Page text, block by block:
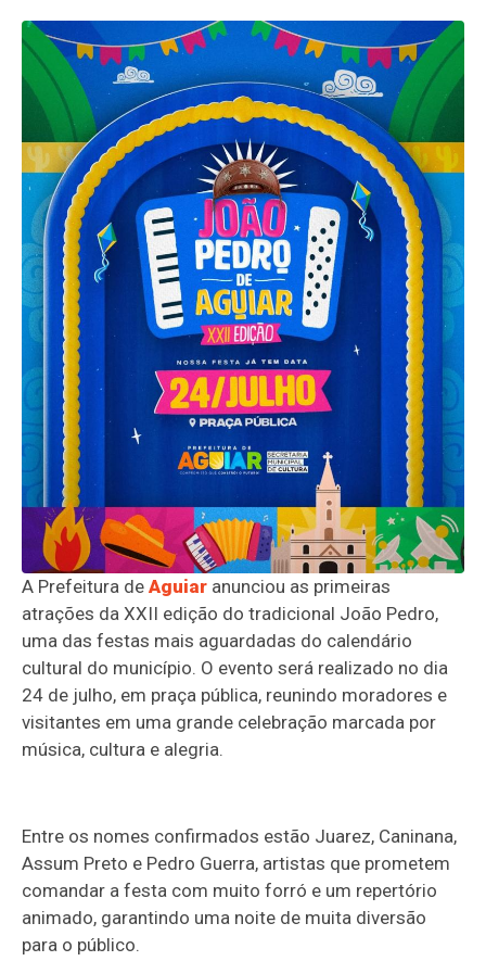
A Prefeitura deAguiar anunciou as primeiras
atrações da XXII edição do tradicional João Pedro,
uma das festas mais aguardadas do calendário
cultural do município. O evento será realizado no dia
24 de julho, em praça pública, reunindo moradores e
visitantes em uma grande celebração marcada por
música, cultura e alegria.
Entre os nomes confirmados estão Juarez, Caninana,
Assum Preto e Pedro Guerra, artistas que prometem
comandar a festa com muito forró e um repertório
animado, garantindo uma noite de muita diversão
para o público.